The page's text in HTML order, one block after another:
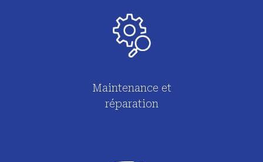
Maintenance et
réparation